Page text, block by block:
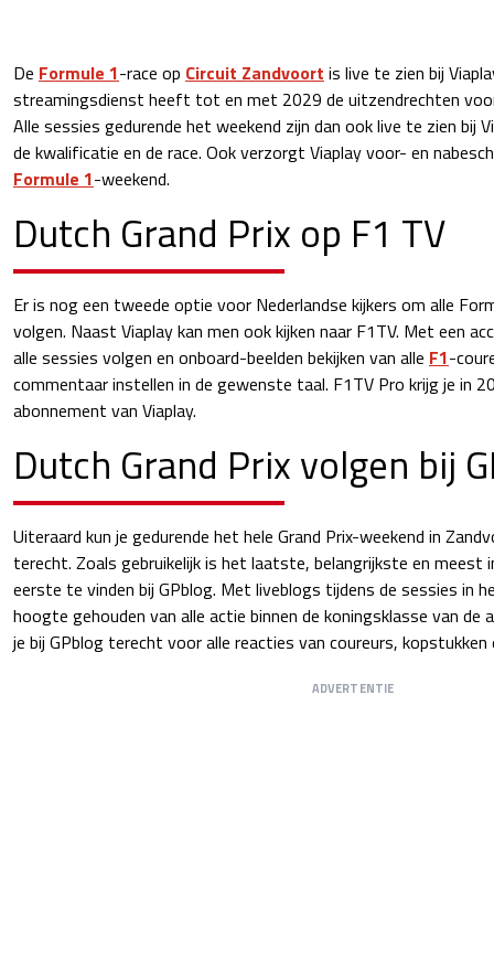
De Formule 1-race op Circuit Zandvoort is live te zien bij
streamingsdienst heeft tot en met 2029 de uitzendrechten
Alle sessies gedurende het weekend zijn dan ook live te zien bij
de kwalificatie en de race. Ook verzorgt Viaplay voor- en
Formule 1-weekend.
Dutch Grand Prix op F1 TV
Er is nog een tweede optie voor Nederlandse kijkers om alle
volgen. Naast Viaplay kan men ook kijken naar F1TV. Met een
alle sessies volgen en onboard-beelden bekijken van alle F1-
commentaar instellen in de gewenste taal. F1TV Pro krijg je in
abonnement van Viaplay.
Dutch Grand Prix volgen bij
Uiteraard kun je gedurende het hele Grand Prix-weekend in
terecht. Zoals gebruikelijk is het laatste, belangrijkste en meest
eerste te vinden bij GPblog. Met liveblogs tijdens de sessies in
hoogte gehouden van alle actie binnen de koningsklasse van
je bij GPblog terecht voor alle reacties van coureurs, kopstukken
ADVERTENTIE